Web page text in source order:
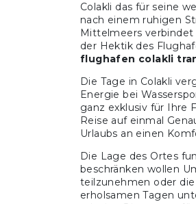
Colakli das für seine
nach einem ruhigen
Mittelmeers verbindet
der Hektik des
flughafen colakli
Die Tage in Colakli
Energie bei
ganz exklusiv für Ihre
Reise auf einmal
Urlaubs an einen
Die Lage des Ortes
beschränken wollen
teilzunehmen oder
erholsamen Tagen